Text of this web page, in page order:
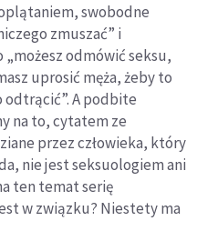
swobodne
zmuszać” i
odmówić seksu,
uprosić męża, żeby to
odtrącić”. A podbite
na to, cytatem ze
przez człowieka, który
nie jest seksuologiem ani
ten temat serię
w związku? Niestety ma